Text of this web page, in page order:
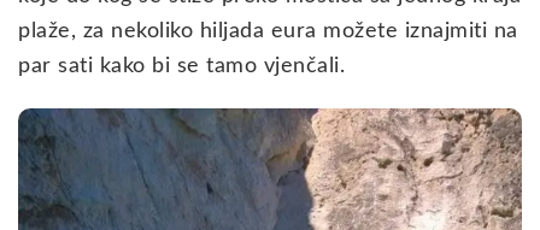
plaže, za nekoliko hiljada eura možete iznajmiti na
par sati kako bi se tamo vjenčali.